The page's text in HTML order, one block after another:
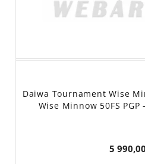
Daiwa Tournament Wise
Wise Minnow 50FS
5